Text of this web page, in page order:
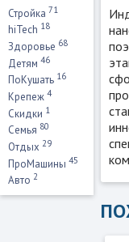
Стройка 71
hiTech 18
Здоровье 68
Детям 46
ПоКушать 16
Крепеж 4
Скидки 1
Семья 80
Отдых 29
ПроМашины 45
Авто 2